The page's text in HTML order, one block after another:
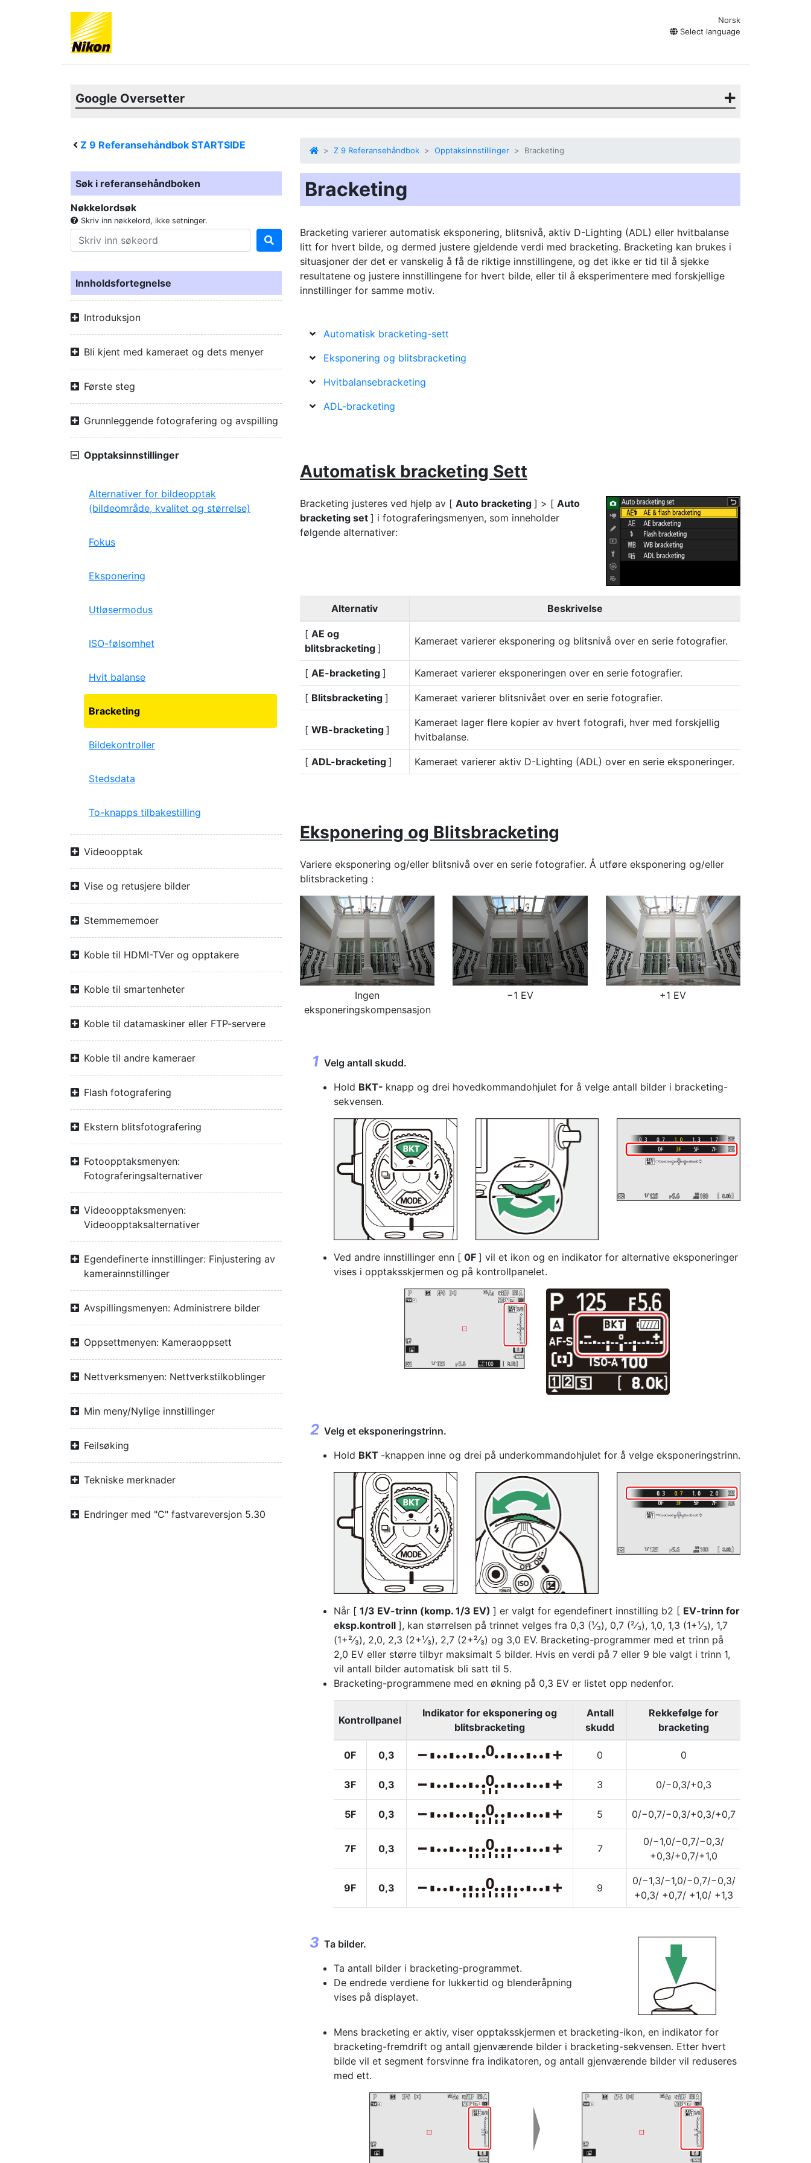
Norsk
Select language
Google Oversetter
Z 9 Referansehåndbok STARTSIDE
Søk i referansehåndboken
Nøkkelordsøk
Skriv inn nøkkelord, ikke setninger.
Innholdsfortegnelse
Introduksjon
Bli kjent med kameraet og dets menyer
Første steg
Grunnleggende fotografering og avspilling
Opptaksinnstillinger
Alternativer for bildeopptak
(bildeområde, kvalitet og størrelse)
Fokus
Eksponering
Utløsermodus
ISO-følsomhet
Hvit balanse
Bracketing
Bildekontroller
Stedsdata
To-knapps tilbakestilling
Videoopptak
Vise og retusjere bilder
Stemmememoer
Koble til HDMI-TVer og opptakere
Koble til smartenheter
Koble til datamaskiner eller FTP-servere
Koble til andre kameraer
Flash fotografering
Ekstern blitsfotografering
Fotoopptaksmenyen:
Fotograferingsalternativer
Videoopptaksmenyen:
Videoopptaksalternativer
Egendefinerte innstillinger: Finjustering av
kamerainnstillinger
Avspillingsmenyen: Administrere bilder
Oppsettmenyen: Kameraoppsett
Nettverksmenyen: Nettverkstilkoblinger
Min meny/Nylige innstillinger
Feilsøking
Tekniske merknader
Endringer med "C" fastvareversjon 5.30
Z 9 Referansehåndbok Opptaksinnstillinger Bracketing
Bracketing
Bracketing varierer automatisk eksponering, blitsnivå, aktiv D-Lighting (ADL) eller hvitbalanse
litt for hvert bilde, og dermed justere gjeldende verdi med bracketing. Bracketing kan brukes i
situasjoner der det er vanskelig å få de riktige innstillingene, og det ikke er tid til å sjekke
resultatene og justere innstillingene for hvert bilde, eller til å eksperimentere med forskjellige
innstillinger for samme motiv.
Automatisk bracketing-sett
Eksponering og blitsbracketing
Hvitbalansebracketing
ADL-bracketing
Automatisk bracketing Sett
Bracketing justeres ved hjelp av [ Auto bracketing ] > [ Auto
bracketing set ] i fotograferingsmenyen, som inneholder
følgende alternativer:
Alternativ Beskrivelse
[ AE og
blitsbracketing ]
Kameraet varierer eksponering og blitsnivå over en serie fotografier.
[ AE-bracketing ] Kameraet varierer eksponeringen over en serie fotografier.
[ Blitsbracketing ] Kameraet varierer blitsnivået over en serie fotografier.
[ WB-bracketing ]
Kameraet lager flere kopier av hvert fotografi, hver med forskjellig
hvitbalanse.
[ ADL-bracketing ] Kameraet varierer aktiv D-Lighting (ADL) over en serie eksponeringer.
Eksponering og Blitsbracketing
Variere eksponering og/eller blitsnivå over en serie fotografier. Å utføre eksponering og/eller
blitsbracketing :
Ingen
eksponeringskompensasjon
−1 EV +1 EV
Velg antall skudd.
Hold BKT- knapp og drei hovedkommandohjulet for å velge antall bilder i bracketing-
sekvensen.
Ved andre innstillinger enn [ 0F ] vil et ikon og en indikator for alternative eksponeringer
vises i opptaksskjermen og på kontrollpanelet.
Velg et eksponeringstrinn.
Hold BKT -knappen inne og drei på underkommandohjulet for å velge eksponeringstrinn.
Når [ 1/3 EV-trinn (komp. 1/3 EV) ] er valgt for egendefinert innstilling b2 [ EV-trinn for
eksp.kontroll ], kan størrelsen på trinnet velges fra 0,3 (¹⁄₃), 0,7 (²⁄₃), 1,0, 1,3 (1+¹⁄₃), 1,7
(1+²⁄₃), 2,0, 2,3 (2+¹⁄₃), 2,7 (2+²⁄₃) og 3,0 EV. Bracketing-programmer med et trinn på
2,0 EV eller større tilbyr maksimalt 5 bilder. Hvis en verdi på 7 eller 9 ble valgt i trinn 1,
vil antall bilder automatisk bli satt til 5.
Bracketing-programmene med en økning på 0,3 EV er listet opp nedenfor.
Kontrollpanel
Indikator for eksponering og
blitsbracketing
Antall
skudd
Rekkefølge for
bracketing
0F 0,3 0 0
3F 0,3 3 0/−0,3/+0,3
5F 0,3 5 0/−0,7/−0,3/+0,3/+0,7
7F 0,3 7
0/−1,0/−0,7/−0,3/
+0,3/+0,7/+1,0
9F 0,3 9
0/−1,3/−1,0/−0,7/−0,3/
+0,3/ +0,7/ +1,0/ +1,3
Ta bilder.
Ta antall bilder i bracketing-programmet.
De endrede verdiene for lukkertid og blenderåpning
vises på displayet.
Mens bracketing er aktiv, viser opptaksskjermen et bracketing-ikon, en indikator for
bracketing-fremdrift og antall gjenværende bilder i bracketing-sekvensen. Etter hvert
bilde vil et segment forsvinne fra indikatoren, og antall gjenværende bilder vil reduseres
med ett.